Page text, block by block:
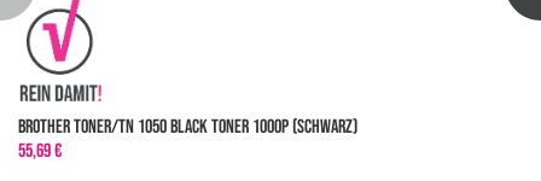
Brother Toner/TN 1050 Black Toner 1000p (Schwarz)
55,69 €